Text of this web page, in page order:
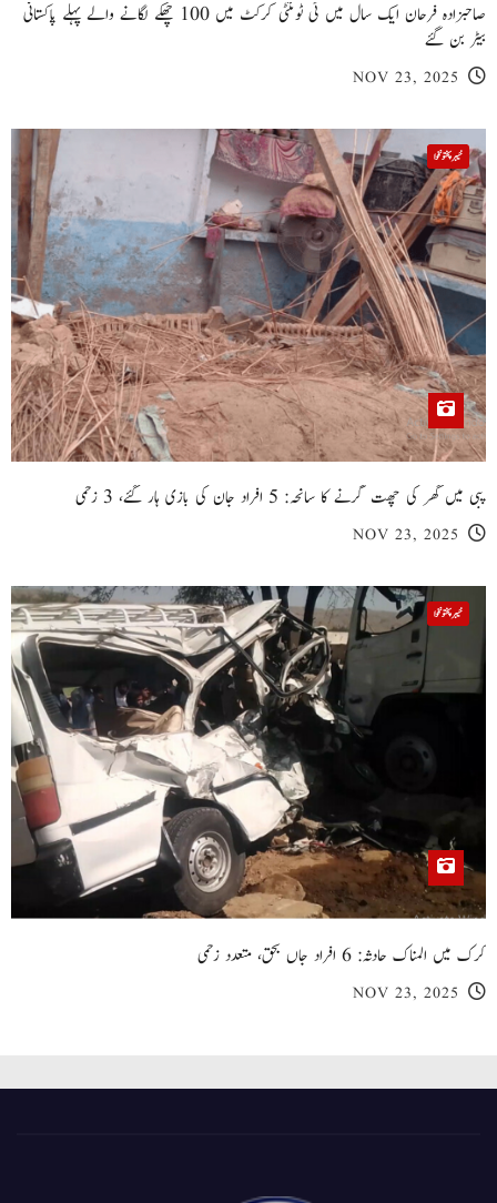
صاحبزادہ فرحان ایک سال میں ٹی ٹوئنٹی کرکٹ میں 100 چھکے لگانے والے پہلے پاکستانی
بیٹر بن گئے
NOV 23, 2025
خیبر پختونخوا
پبی میں گھر کی چھت گرنے کا سانحہ: 5 افراد جان کی بازی ہار گئے، 3 زخمی
NOV 23, 2025
خیبر پختونخوا
کرک میں المناک حادثہ: 6 افراد جاں بحق، متعدد زخمی
NOV 23, 2025